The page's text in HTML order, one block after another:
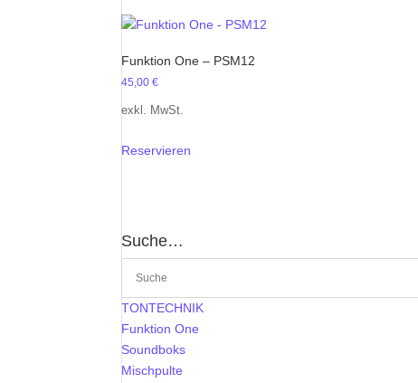
Funktion One – PSM12
45,00€
exkl. MwSt.
Reservieren
Suche…
TONTECHNIK
Funktion One
Soundboks
Mischpulte